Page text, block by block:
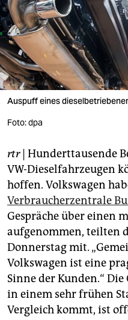
nord
wahrheit
verlag
verlag
fragen & hilfe
unterstützen
abo
genossenschaft
epaper login
Auspuff eines
Foto: dpa
rtr| Hunderttausende
VW-Dieselfahrzeugen
hoffen. Volkswagen
Verbraucherzentrale
Gespräche über einen
aufgenommen, teilten
Donnerstag mit.
Volkswagen ist eine
Sinne der Kunden.“
in einem sehr frühen
Vergleich kommt, ist